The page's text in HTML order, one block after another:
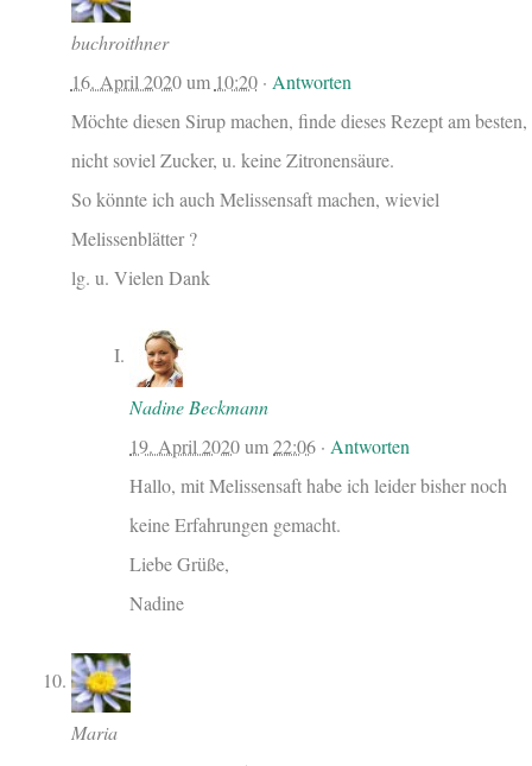
buchroithner
16. April 2020um 10:20· Antworten
Möchte diesen Sirup machen, finde dieses Rezept am besten,
nicht soviel Zucker, u. keine Zitronensäure.
So könnte ich auch Melissensaft machen, wieviel
Melissenblätter ?
lg. u. Vielen Dank
Nadine Beckmann
19. April 2020um22:06 ·Antworten
Hallo, mit Melissensaft habe ich leider bisher noch
keine Erfahrungen gemacht.
Liebe Grüße,
Nadine
Maria